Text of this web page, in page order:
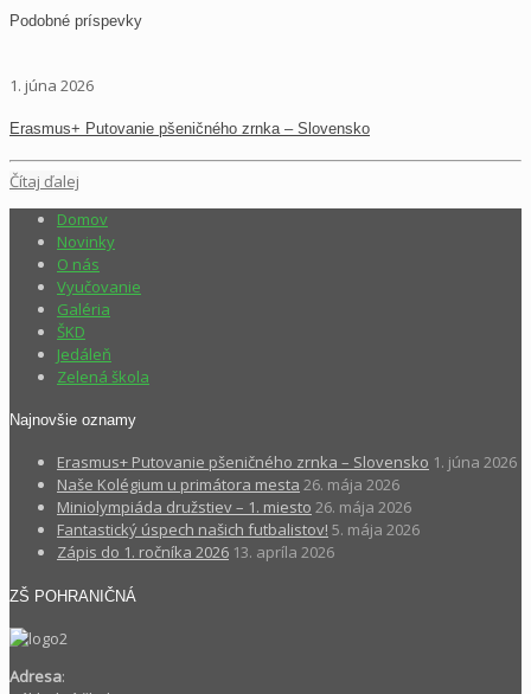
Podobné príspevky
1. júna 2026
Erasmus+ Putovanie pšeničného zrnka – Slovensko
Čítaj ďalej
Domov
Novinky
O nás
Vyučovanie
Galéria
ŠKD
Jedáleň
Zelená škola
Najnovšie oznamy
Erasmus+ Putovanie pšeničného zrnka – Slovensko 1. júna 2026
Naše Kolégium u primátora mesta 26. mája 2026
Miniolympiáda družstiev – 1. miesto 26. mája 2026
Fantastický úspech našich futbalistov! 5. mája 2026
Zápis do 1. ročníka 2026 13. apríla 2026
ZŠ POHRANIČNÁ
Adresa: